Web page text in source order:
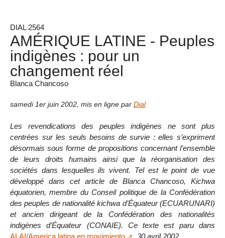
DIAL 2564
AMÉRIQUE LATINE - Peuples
indigènes : pour un
changement réel
Blanca Chancoso
samedi 1er juin 2002 mis en ligne par Dial
Les revendications des peuples indigènes ne sont plus
centrées sur les seuls besoins de survie : elles s’expriment
désormais sous forme de propositions concernant l’ensemble
de leurs droits humains ainsi que la réorganisation des
sociétés dans lesquelles ils vivent. Tel est le point de vue
développé dans cet article de Blanca Chancoso, Kichwa
équatorien, membre du Conseil politique de la Confédération
des peuples de nationalité kichwa d’Équateur (ECUARUNARI)
et ancien dirigeant de la Confédération des nationalités
indigènes d’Équateur (CONAIE). Ce texte est paru dans